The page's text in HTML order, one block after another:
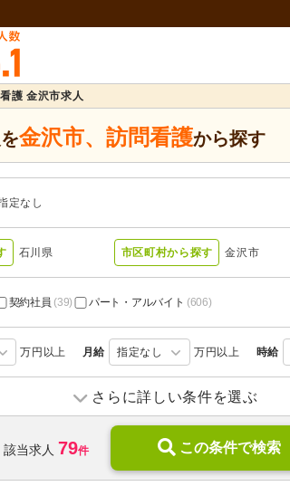
護 金沢市求人
金沢市、 訪問看護から探す
定なし
石川県 市区町村から探す 金沢市
契約社員 (39) パート・アルバイト (606)
万円以上 月給 指定なし 万円以上 時給
訪問介護 (71)
訪問リハビリ(10)
デイケア (45)
住宅型有料老人ホーム(91)
さらに詳しい条件を選ぶ
該当求人 79件 この条件で検索